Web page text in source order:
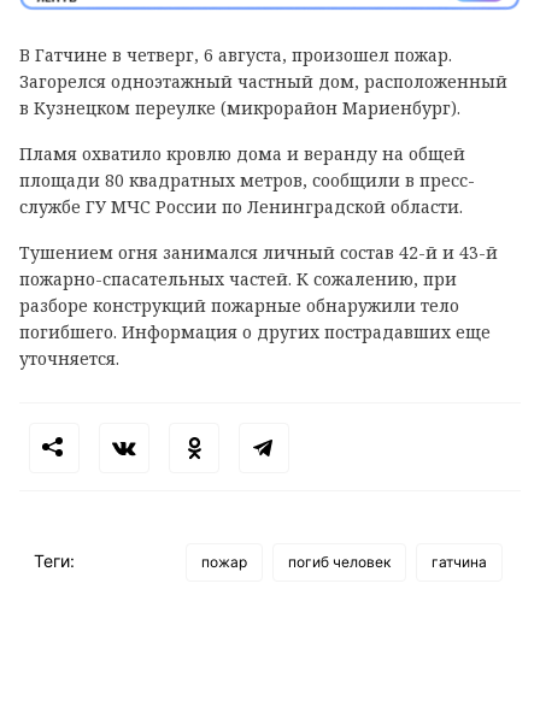
В Гатчине в четверг, 6 августа, произошел пожар.
Загорелся одноэтажный частный дом, расположенный
в Кузнецком переулке (микрорайон Мариенбург).
Пламя охватило кровлю дома и веранду на общей
площади 80 квадратных метров, сообщили в пресс-
службе ГУ МЧС России по Ленинградской области.
Тушением огня занимался личный состав 42-й и 43-й
пожарно-спасательных частей. К сожалению, при
разборе конструкций пожарные обнаружили тело
погибшего. Информация о других пострадавших еще
уточняется.
Теги: пожар погиб человек гатчина